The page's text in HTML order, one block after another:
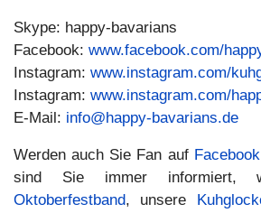
Skype: happy-bavarians
Facebook: www.facebook.com/
Instagram: www.instagram.com/
Instagram: www.instagram.com/
E-Mail: info@happy-bavarians.de
Werden auch Sie Fan auf Facebook
sind Sie immer informiert,
Oktoberfestband, unsere